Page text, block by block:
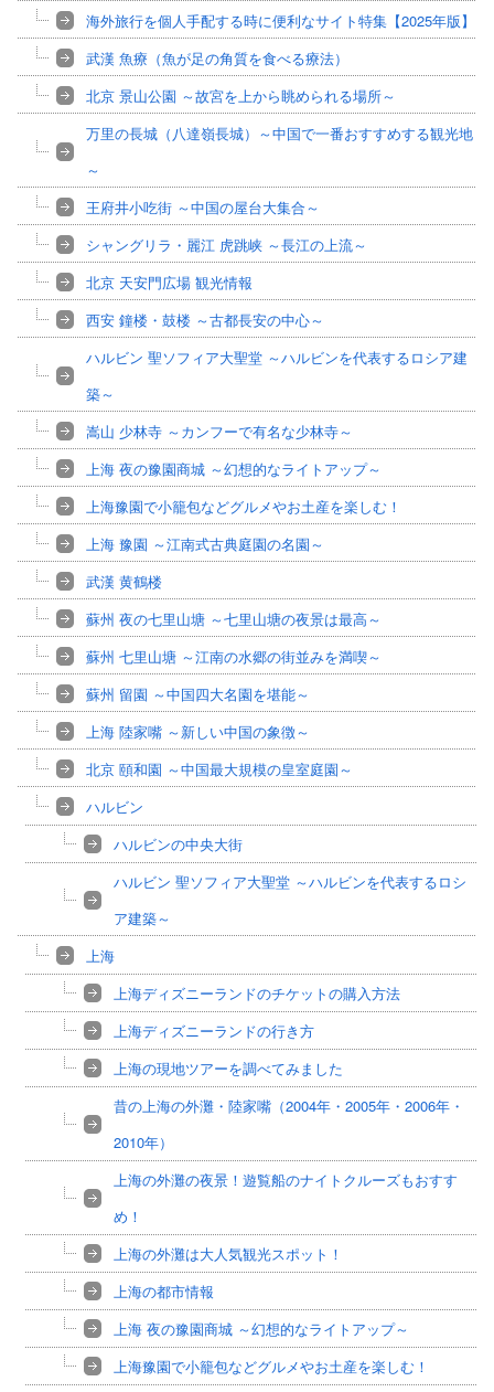
海外旅行を個人手配する時に便利なサイト特集【2025年版】
武漢 魚療（魚が足の角質を食べる療法）
北京 景山公園 ～故宮を上から眺められる場所～
万里の長城（八達嶺長城）～中国で一番おすすめする観光地
～
王府井小吃街 ～中国の屋台大集合～
シャングリラ・麗江 虎跳峡 ～長江の上流～
北京 天安門広場 観光情報
西安 鐘楼・鼓楼 ～古都長安の中心～
ハルビン 聖ソフィア大聖堂 ～ハルビンを代表するロシア建
築～
嵩山 少林寺 ～カンフーで有名な少林寺～
上海 夜の豫園商城 ～幻想的なライトアップ～
上海豫園で小籠包などグルメやお土産を楽しむ！
上海 豫園 ～江南式古典庭園の名園～
武漢 黄鶴楼
蘇州 夜の七里山塘 ～七里山塘の夜景は最高～
蘇州 七里山塘 ～江南の水郷の街並みを満喫～
蘇州 留園 ～中国四大名園を堪能～
上海 陸家嘴 ～新しい中国の象徴～
北京 頤和園 ～中国最大規模の皇室庭園～
ハルビン
ハルビンの中央大街
ハルビン 聖ソフィア大聖堂 ～ハルビンを代表するロシ
ア建築～
上海
上海ディズニーランドのチケットの購入方法
上海ディズニーランドの行き方
上海の現地ツアーを調べてみました
昔の上海の外灘・陸家嘴（2004年・2005年・2006年・
2010年）
上海の外灘の夜景！遊覧船のナイトクルーズもおすす
め！
上海の外灘は大人気観光スポット！
上海の都市情報
上海 夜の豫園商城 ～幻想的なライトアップ～
上海豫園で小籠包などグルメやお土産を楽しむ！